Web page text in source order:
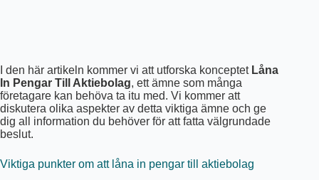
I den här artikeln kommer vi att utforska konceptet Låna
In Pengar Till Aktiebolag, ett ämne som många
företagare kan behöva ta itu med. Vi kommer att
diskutera olika aspekter av detta viktiga ämne och ge
dig all information du behöver för att fatta välgrundade
beslut.
Viktiga punkter om att låna in pengar till aktiebolag